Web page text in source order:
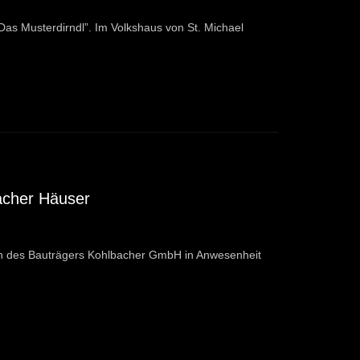
Musterdirndl”. Im Volkshaus von St. Michael
Häuser
Bauträgers Kohlbacher GmbH in Anwesenheit